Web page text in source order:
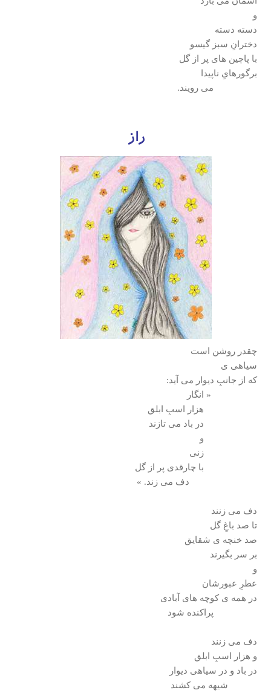
و
دسته دسته
دخترانِ سبز گيسو
با پاچين های پر از گل
برگورهایِ ناپيدا
می رويند.
راز
چقدر روشن است
سياهی ی
كه از جانبِ ديوار می آيد:
« انگار
هزار اسبِ ابلق
در باد می تازند
و
زنی
با چارقدی پر از گل
دف می زند. »
دف می زنند
تا صد باغِ گل
صد خنچه ی شقايق
بر سر بگيرند
و
عطرِ عبورشان
در همه ی كوچه های آبادی
پراكنده شود
دف می زنند
و هزار اسبِ ابلق
در باد و در سياهی ديوار
شيهه می كشند